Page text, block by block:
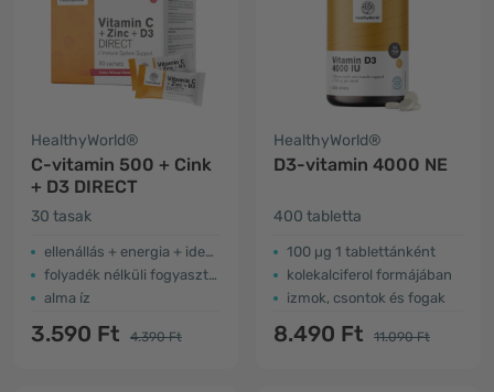
HealthyWorld®
C-vitamin 500 + Cink
+ D3 DIRECT
30 tasak
ellenállás + energia + idegrendszer
folyadék nélküli fogyasztás
alma íz
3.590 Ft 4.390 Ft
HealthyWorld®
D3-vitamin 4000 NE
400 tabletta
100 µg 1 tablettánként
kolekalciferol formájában
izmok, csontok és fogak
8.490 Ft 11.090 Ft